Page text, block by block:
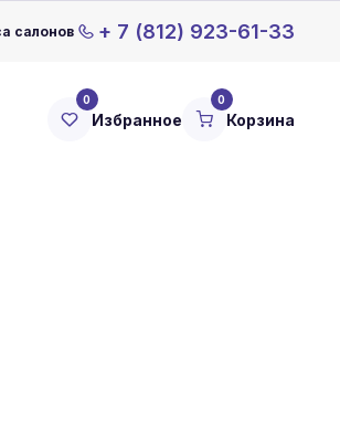
салонов + 7 (812) 923-61-33
0
Избранное
0
Корзина